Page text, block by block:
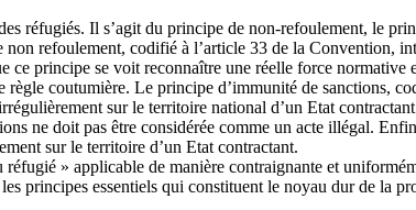
réfugiés. Il s’agit du principe de non-refoulement, le
refoulement, codifié à l’article 33 de la Convention,
ce principe se voit reconnaître une réelle force
coutumière. Le principe d’immunité de sanctions,
sur le territoire national d’un Etat
ne doit pas être considérée comme un acte illégal.
sur le territoire d’un Etat contractant.
» applicable de manière contraignante et
principes essentiels qui constituent le noyau dur de la